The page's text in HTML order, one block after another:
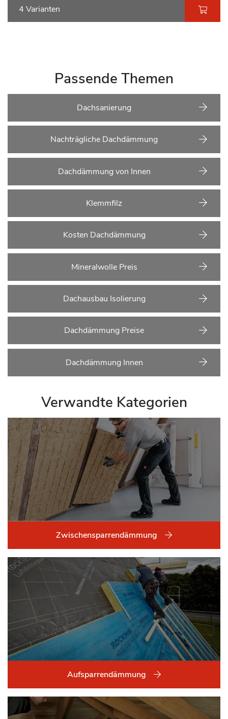
4 Varianten
Passende Themen
Dachsanierung
Nachträgliche Dachdämmung
Dachdämmung von Innen
Klemmfilz
Kosten Dachdämmung
Mineralwolle Preis
Dachausbau Isolierung
Dachdämmung Preise
Dachdämmung Innen
Verwandte Kategorien
Zwischensparrendämmung
Aufsparrendämmung